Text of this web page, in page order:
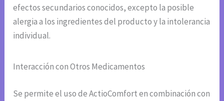
efectos secundarios conocidos, excepto la posible
alergia a los ingredientes del producto y la intolerancia
individual.
Interacción con Otros Medicamentos
Se permite el uso de ActioComfort en combinación con